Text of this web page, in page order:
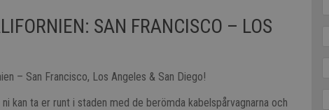
SAN FRANCISCO – LOS
– San Francisco, Los Angeles & San Diego!
kan ta er runt i staden med de berömda kabelspårvagnarna och